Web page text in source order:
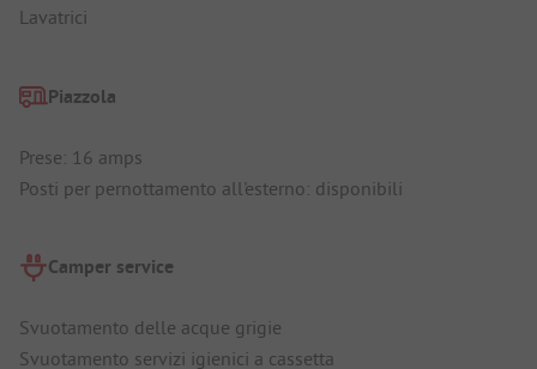
Lavatrici
Piazzola
Prese: 16 amps
Posti per pernottamento all'esterno: disponibili
Camper service
Svuotamento delle acque grigie
Svuotamento servizi igienici a cassetta